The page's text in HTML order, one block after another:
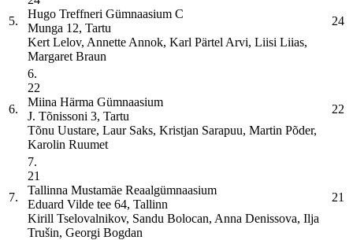
5.
Hugo Treffneri Gümnaasium C
Munga 12, Tartu
Kert Lelov, Annette Annok, Karl Pärtel Arvi, Liisi Liias,
Margaret Braun
24
6.
6.
22
Miina Härma Gümnaasium
J. Tõnissoni 3, Tartu
Tõnu Uustare, Laur Saks, Kristjan Sarapuu, Martin Põder,
Karolin Ruumet
22
7.
7.
21
Tallinna Mustamäe Reaalgümnaasium
Eduard Vilde tee 64, Tallinn
Kirill Tselovalnikov, Sandu Bolocan, Anna Denissova, Ilja
Trušin, Georgi Bogdan
21